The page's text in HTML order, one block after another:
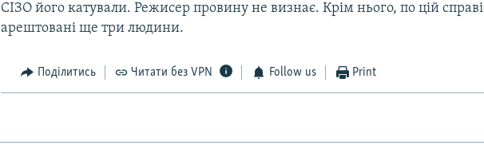
СІЗО його катували. Режисер провину не визнає. Крім нього, по цій справі
арештовані ще три людини.
Поділитись Читати без VPN Follow us Print